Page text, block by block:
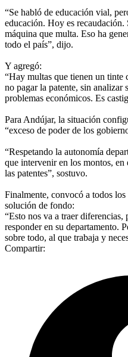
“Se habló de educación vial,
educación. Hoy es
máquina que multa. Eso ha
todo el país”, dijo.
Y agregó:
“Hay multas que tienen un
no pagar la patente, sin analizar
problemas económicos. Es
Para Andújar, la situación
“exceso de poder de los
“Respetando la autonomía
que intervenir en los montos,
las patentes”, sostuvo.
Finalmente, convocó a todos
solución de fondo:
“Esto nos va a traer diferencias,
responder en su departamento.
sobre todo, al que trabaja y
Compartir: